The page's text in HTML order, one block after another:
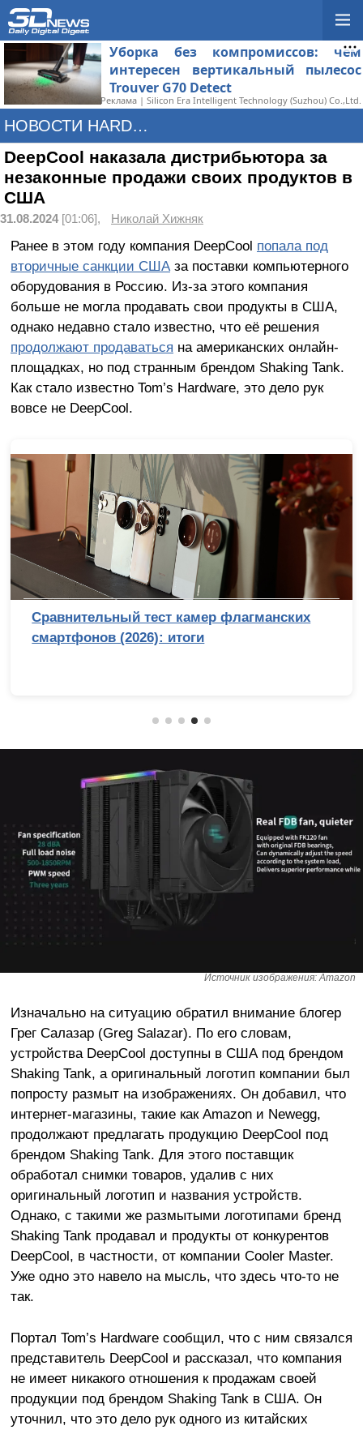
Уборка без компромиссов: чем
интересен вертикальный пылесос
Trouver G70 Detect
Реклама | Silicon Era Intelligent Technology (Suzhou) Co.,Ltd.
НОВОСТИ HARDWARE
DeepCool наказала дистрибьютора за
незаконные продажи своих продуктов в
США
31.08.2024[01:06], Николай Хижняк
Ранее в этом году компания DeepCool попала под
вторичные санкции СШАза поставки компьютерного
оборудования в Россию. Из-за этого компания
больше не могла продавать свои продукты в США,
однако недавно стало известно, что её решения
продолжают продаваться на американских онлайн-
площадках, но под странным брендом Shaking Tank.
Как стало известно Tom’s Hardware, это дело рук
вовсе не DeepCool.
Сравнительный тест камер флагманских
смартфонов (2026): итоги
Источник изображения: Amazon
Изначально на ситуацию обратил внимание блогер
Грег Салазар (Greg Salazar). По его словам,
устройства DeepCool доступны в США под брендом
Shaking Tank, а оригинальный логотип компании был
попросту размыт на изображениях. Он добавил, что
интернет-магазины, такие как Amazon и Newegg,
продолжают предлагать продукцию DeepCool под
брендом Shaking Tank. Для этого поставщик
обработал снимки товаров, удалив с них
оригинальный логотип и названия устройств.
Однако, с такими же размытыми логотипами бренд
Shaking Tank продавал и продукты от конкурентов
DeepCool, в частности, от компании Cooler Master.
Уже одно это навело на мысль, что здесь что-то не
так.
Портал Tom’s Hardware сообщил, что с ним связался
представитель DeepCool и рассказал, что компания
не имеет никакого отношения к продажам своей
продукции под брендом Shaking Tank в США. Он
уточнил, что это дело рук одного из китайских